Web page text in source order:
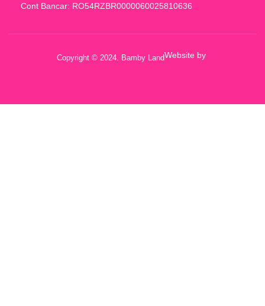
Cont Bancar: RO54RZBR0000060025810636
Copyright © 2024. Bamby LandWebsite by